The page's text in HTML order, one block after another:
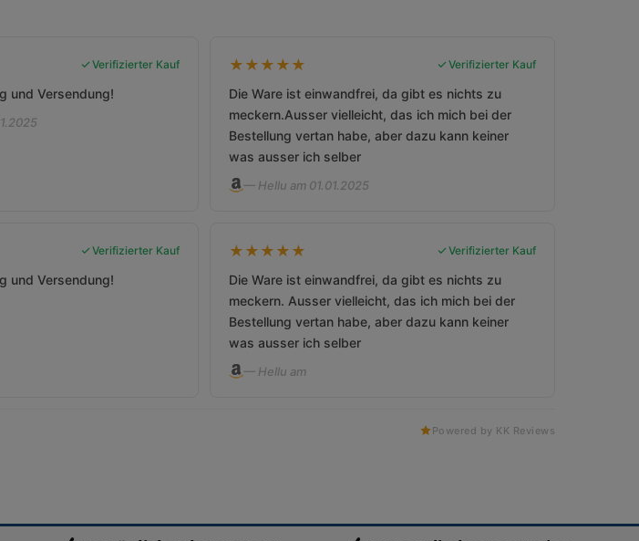
Verifizierter Kauf
und Versendung!
★ ★ ★ ★ ★ Verifizierter Kauf
Die Ware ist einwandfrei, da gibt es nichts zu
meckern.Ausser vielleicht, das ich mich bei der
Bestellung vertan habe, aber dazu kann keiner
was ausser ich selber
— Hellu am 01.01.2025
Verifizierter Kauf
und Versendung!
★ ★ ★ ★ ★ Verifizierter Kauf
Die Ware ist einwandfrei, da gibt es nichts zu
meckern. Ausser vielleicht, das ich mich bei der
Bestellung vertan habe, aber dazu kann keiner
was ausser ich selber
— Hellu am
Powered by KK Reviews